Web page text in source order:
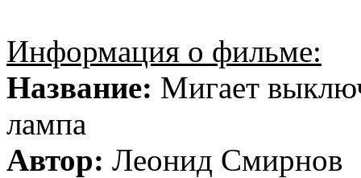
Информация о фильме:
Название: Мигает
лампа
Автор: Леонид Смирнов